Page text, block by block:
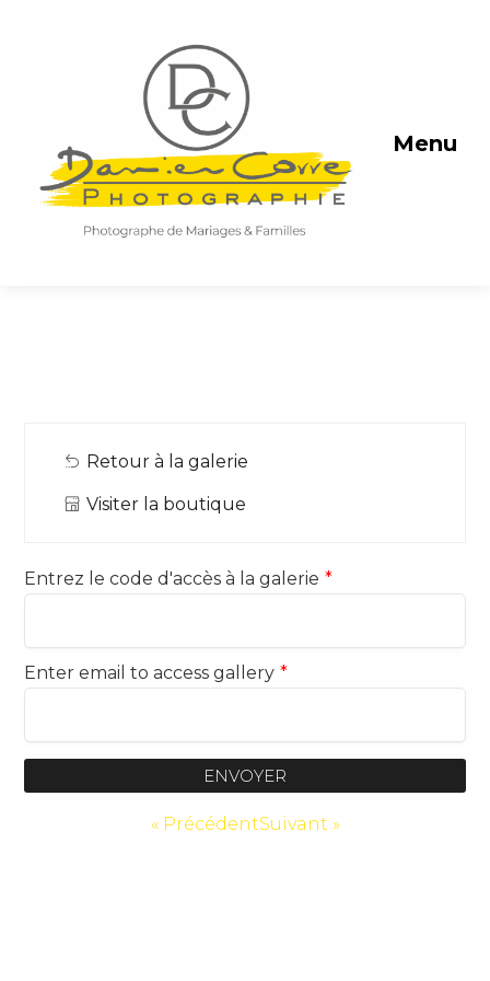
Menu
Retour à la galerie
Visiter la boutique
Entrez le code d'accès à la galerie *
Enter email to access gallery *
ENVOYER
« PrécédentSuivant »